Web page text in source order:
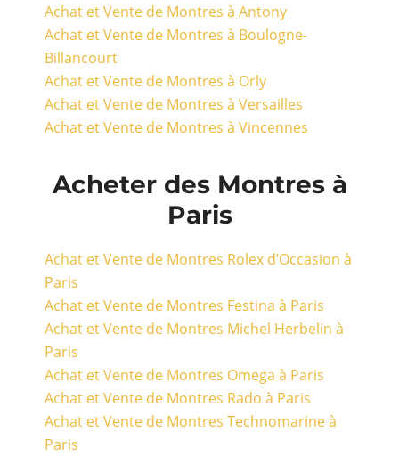
Achat et Vente de Montres à Antony
Achat et Vente de Montres à Boulogne-
Billancourt
Achat et Vente de Montres à Orly
Achat et Vente de Montres à Versailles
Achat et Vente de Montres à Vincennes
Acheter des Montres à
Paris
Achat et Vente de Montres Rolex d’Occasion à
Paris
Achat et Vente de Montres Festina à Paris
Achat et Vente de Montres Michel Herbelin à
Paris
Achat et Vente de Montres Omega à Paris
Achat et Vente de Montres Rado à Paris
Achat et Vente de Montres Technomarine à
Paris